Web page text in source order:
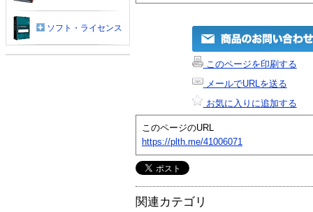
このページを印刷する
メールでURLを送る
お気に入りに追加する
このページのURL
https://plth.me/41006071
関連カテゴリ
ソフト・ライセンス